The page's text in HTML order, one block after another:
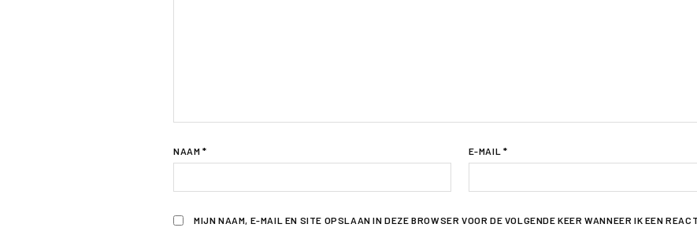
NAAM * E-MAIL *
MIJN NAAM, E-MAIL EN SITE OPSLAAN IN DEZE BROWSER VOOR DE VOLGENDE KEER WANNEER IK EEN